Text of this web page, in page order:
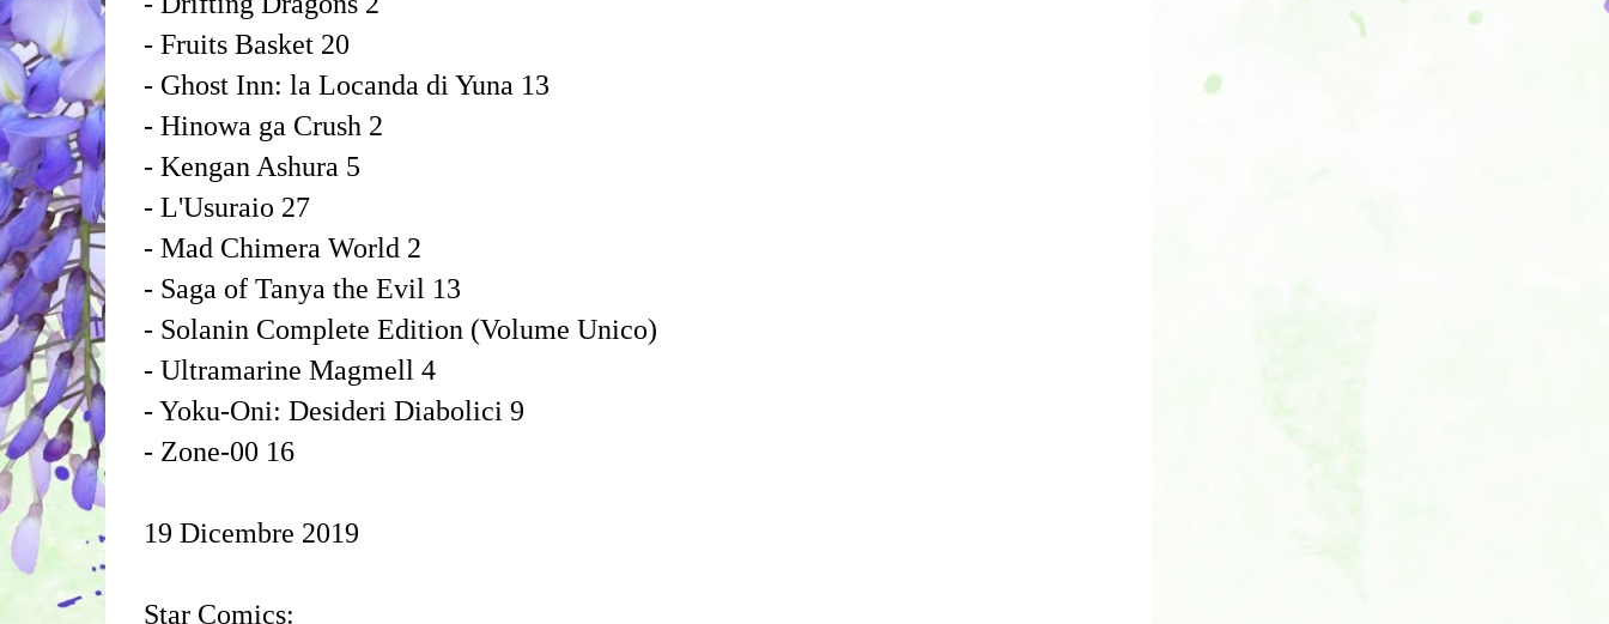
- Fruits Basket 20
- Ghost Inn: la Locanda di Yuna 13
- Hinowa ga Crush 2
- Kengan Ashura 5
- L'Usuraio 27
- Mad Chimera World 2
- Saga of Tanya the Evil 13
- Solanin Complete Edition (Volume Unico)
- Ultramarine Magmell 4
- Yoku-Oni: Desideri Diabolici 9
- Zone-00 16
19 Dicembre 2019
Star Comics: